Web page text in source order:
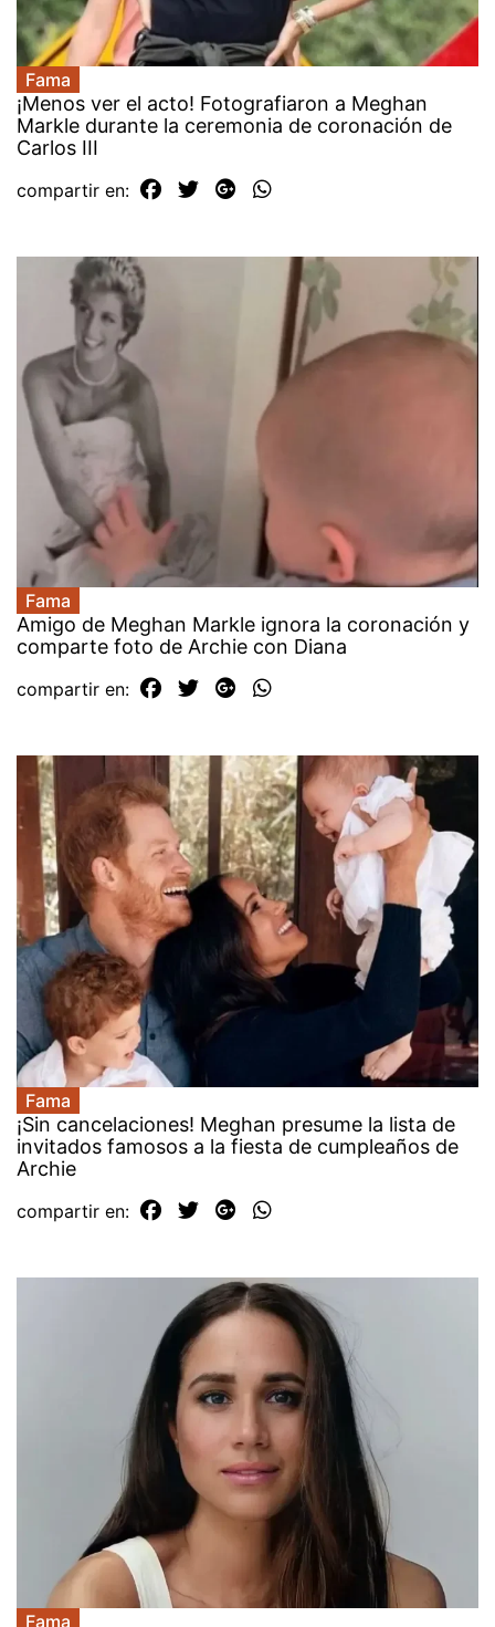
Fama
¡Menos ver el acto! Fotografiaron a Meghan
Markle durante la ceremonia de coronación de
Carlos III
compartir en:
Fama
Amigo de Meghan Markle ignora la coronación y
comparte foto de Archie con Diana
compartir en:
Fama
¡Sin cancelaciones! Meghan presume la lista de
invitados famosos a la fiesta de cumpleaños de
Archie
compartir en:
Fama